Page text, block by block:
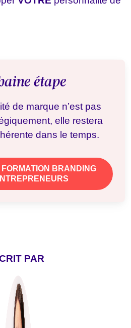
étape
de marque n’est pas
elle restera
dans le temps.
BRANDING
PAR